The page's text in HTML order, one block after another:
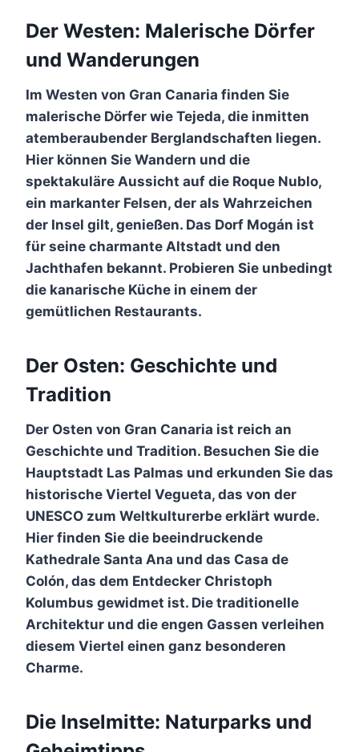
Der Westen: Malerische Dörfer
und Wanderungen
Im Westen von Gran Canaria finden Sie
malerische Dörfer wie Tejeda, die inmitten
atemberaubender Berglandschaften liegen.
Hier können Sie Wandern und die
spektakuläre Aussicht auf die Roque Nublo,
ein markanter Felsen, der als Wahrzeichen
der Insel gilt, genießen. Das Dorf Mogán ist
für seine charmante Altstadt und den
Jachthafen bekannt. Probieren Sie unbedingt
die kanarische Küche in einem der
gemütlichen Restaurants.
Der Osten: Geschichte und
Tradition
Der Osten von Gran Canaria ist reich an
Geschichte und Tradition. Besuchen Sie die
Hauptstadt Las Palmas und erkunden Sie das
historische Viertel Vegueta, das von der
UNESCO zum Weltkulturerbe erklärt wurde.
Hier finden Sie die beeindruckende
Kathedrale Santa Ana und das Casa de
Colón, das dem Entdecker Christoph
Kolumbus gewidmet ist. Die traditionelle
Architektur und die engen Gassen verleihen
diesem Viertel einen ganz besonderen
Charme.
Die Inselmitte: Naturparks und